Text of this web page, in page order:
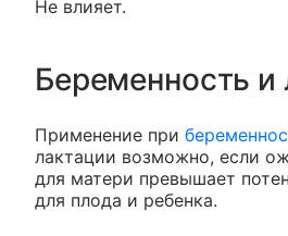
Не влияет.
Беременность и
Применение при
лактации возможно, если
для матери превышает
для плода и ребенка.